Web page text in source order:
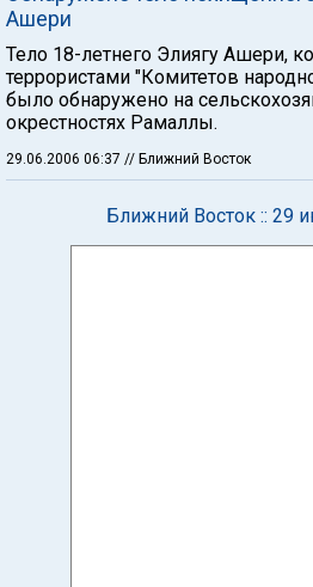
Ашери
Тело 18-летнего Элиягу Ашери,
террористами "Комитетов
было обнаружено на
окрестностях Рамаллы.
29.06.2006 06:37 // Ближний Восток
Ближний Восток :: 29